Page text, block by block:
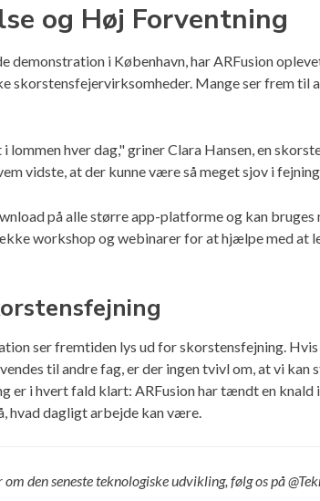
og Høj Forventning
demonstration i København, har ARFusion
skorstensfejervirksomheder. Mange ser frem til
lommen hver dag," griner Clara Hansen, en
vidste, at der kunne være så meget sjov i
på alle større app-platforme og kan
workshop og webinarer for at hjælpe med at
ser fremtiden lys ud for skorstensfejning.
til andre fag, er der ingen tvivl om, at vi kan
er i hvert fald klart: ARFusion har tændt en knald
hvad dagligt arbejde kan være.
den seneste teknologiske udvikling, følg os på